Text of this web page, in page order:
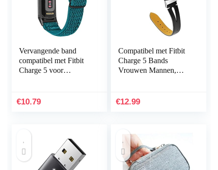
Vervangende band
compatibel met Fitbit
Charge 5 voor
elastische elastische
€10.79
Compatibel met Fitbit
Charge 5 Bands
Vrouwen Mannen,
Horlogeband
€12.99